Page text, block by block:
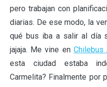
pero trabajan con
diarias. De ese modo, la
qué bus iba a salir al día
jajaja. Me vine en Chilebus
esta ciudad estaba
Carmelita? Finalmente por